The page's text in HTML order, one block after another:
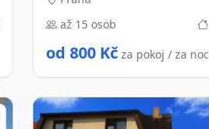
až 15 osob
od 800 Kč za pokoj / za noc